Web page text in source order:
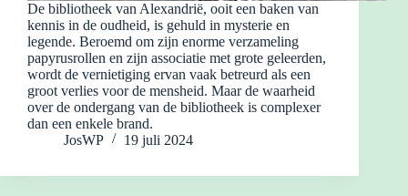
De bibliotheek van Alexandrië, ooit een baken van
kennis in de oudheid, is gehuld in mysterie en
legende. Beroemd om zijn enorme verzameling
papyrusrollen en zijn associatie met grote geleerden,
wordt de vernietiging ervan vaak betreurd als een
groot verlies voor de mensheid. Maar de waarheid
over de ondergang van de bibliotheek is complexer
dan een enkele brand.
JosWP
19 juli 2024